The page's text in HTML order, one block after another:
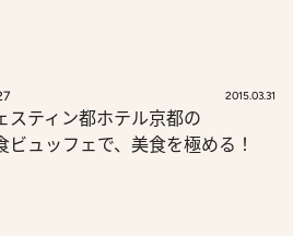
2015.03.31
スティン都ホテル京都の
ビュッフェで、美食を極める！